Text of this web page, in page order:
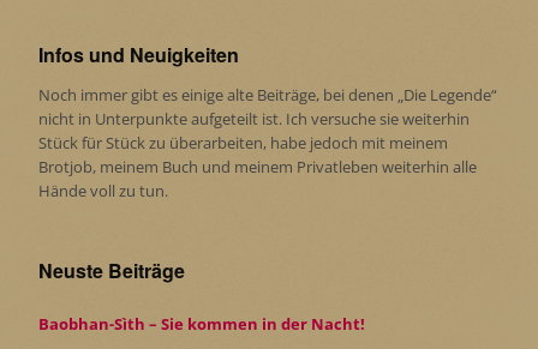
Infos und Neuigkeiten
Noch immer gibt es einige alte Beiträge, bei denen „Die Legende“
nicht in Unterpunkte aufgeteilt ist. Ich versuche sie weiterhin
Stück für Stück zu überarbeiten, habe jedoch mit meinem
Brotjob, meinem Buch und meinem Privatleben weiterhin alle
Hände voll zu tun.
Neuste Beiträge
Baobhan-Sìth – Sie kommen in der Nacht!